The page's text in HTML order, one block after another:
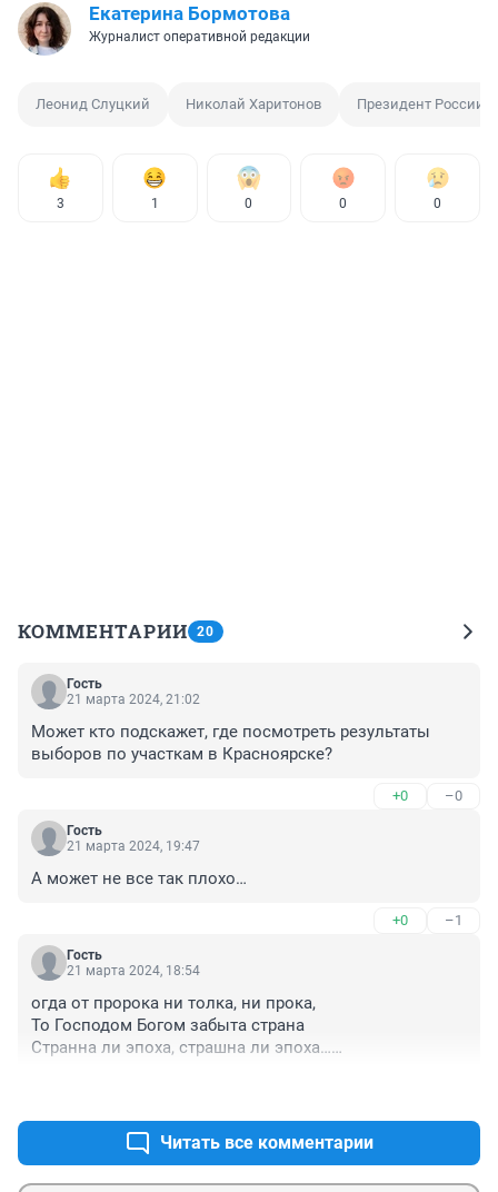
Екатерина Бормотова
Журналист оперативной редакции
Леонид Слуцкий Николай Харитонов Президент России
3 1 0 0 0
КОММЕНТАРИИ 20
Гость
21 марта 2024, 21:02
Может кто подскажет, где посмотреть результаты
выборов по участкам в Красноярске?
+0 –0
Гость
21 марта 2024, 19:47
А может не все так плохо…
+0 –1
Гость
21 марта 2024, 18:54
огда от пророка ни толка, ни прока,
То Господом Богом забыта страна
Странна ли эпоха, страшна ли эпоха…
Права позапрятаны, и попран был Храм
И в смертные дроги судьба его пала
Кровавыми пятнами на головы нам
Читать все комментарии